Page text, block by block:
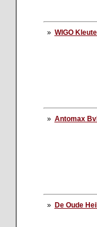
» WIGO
» Antomax
» De Oude